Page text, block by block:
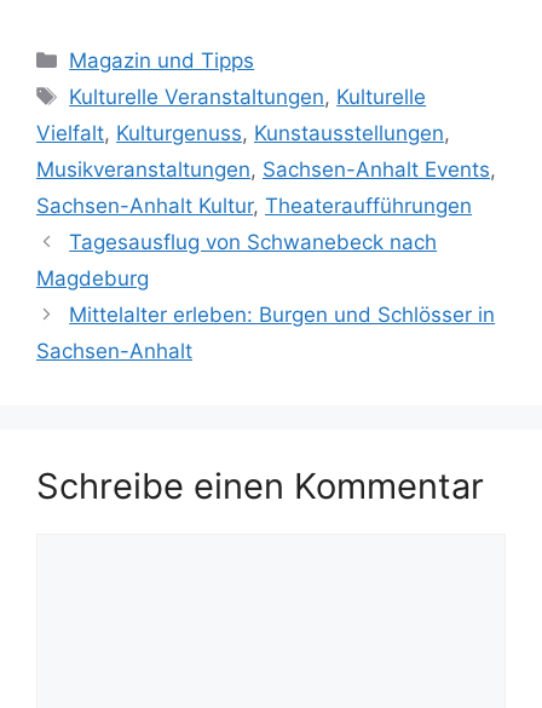
Kategorien
Magazin und Tipps
Schlagwörter
Kulturelle Veranstaltungen, Kulturelle
Vielfalt, Kulturgenuss, Kunstausstellungen,
Musikveranstaltungen, Sachsen-Anhalt Events,
Sachsen-Anhalt Kultur, Theateraufführungen
Tagesausflug von Schwanebeck nach
Magdeburg
Mittelalter erleben: Burgen und Schlösser in
Sachsen-Anhalt
Schreibe einen Kommentar